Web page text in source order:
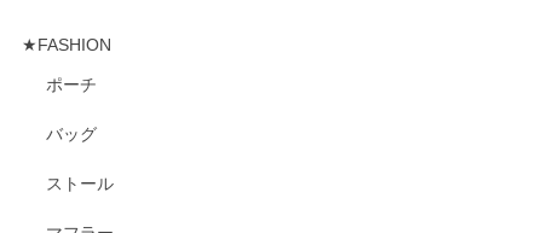
★FASHION
ポーチ
バッグ
ストール